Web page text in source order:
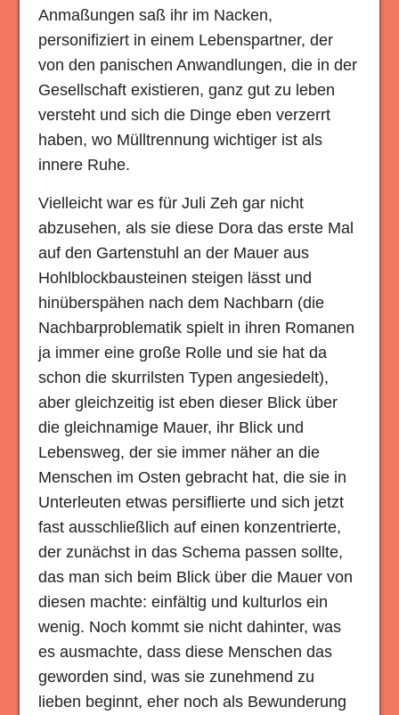
Anmaßungen saß ihr im Nacken,
personifiziert in einem Lebenspartner, der
von den panischen Anwandlungen, die in der
Gesellschaft existieren, ganz gut zu leben
versteht und sich die Dinge eben verzerrt
haben, wo Mülltrennung wichtiger ist als
innere Ruhe.
Vielleicht war es für Juli Zeh gar nicht
abzusehen, als sie diese Dora das erste Mal
auf den Gartenstuhl an der Mauer aus
Hohlblockbausteinen steigen lässt und
hinüberspähen nach dem Nachbarn (die
Nachbarproblematik spielt in ihren Romanen
ja immer eine große Rolle und sie hat da
schon die skurrilsten Typen angesiedelt),
aber gleichzeitig ist eben dieser Blick über
die gleichnamige Mauer, ihr Blick und
Lebensweg, der sie immer näher an die
Menschen im Osten gebracht hat, die sie in
Unterleuten etwas persiflierte und sich jetzt
fast ausschließlich auf einen konzentrierte,
der zunächst in das Schema passen sollte,
das man sich beim Blick über die Mauer von
diesen machte: einfältig und kulturlos ein
wenig. Noch kommt sie nicht dahinter, was
es ausmachte, dass diese Menschen das
geworden sind, was sie zunehmend zu
lieben beginnt, eher noch als Bewunderung